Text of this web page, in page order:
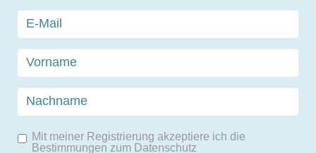
Mit meiner Registrierung akzeptiere ich die
Bestimmungen zum Datenschutz